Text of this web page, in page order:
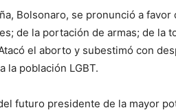
Bolsonaro, se pronunció a
de la portación de armas; de la
el aborto y subestimó con
la población LGBT.
futuro presidente de la mayor